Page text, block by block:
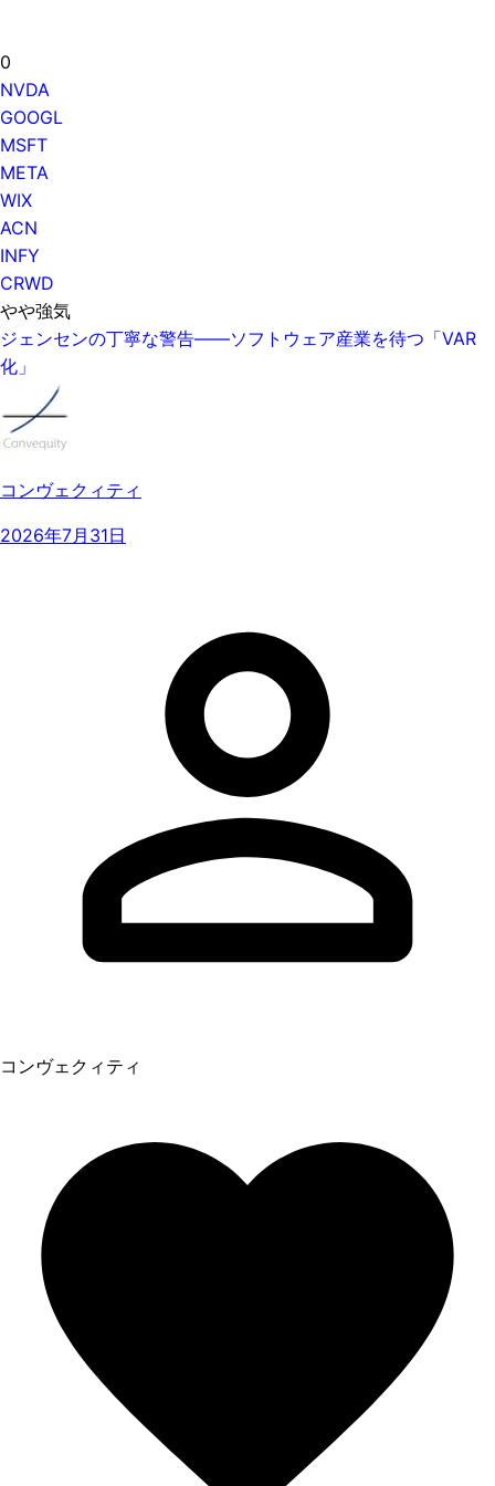
0
NVDA
GOOGL
MSFT
META
WIX
ACN
INFY
CRWD
やや強気
ジェンセンの丁寧な警告——ソフトウェア産業を待つ「VAR
化」
コンヴェクィティ
2026年7月31日
コンヴェクィティ